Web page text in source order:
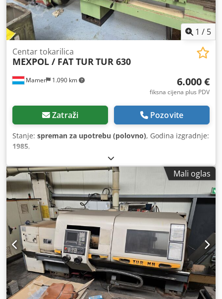
1 / 5
Mamer 1.090 km
Centar tokarilica
MEXPOL / FAT TUR TUR 630
6.000 €
fiksna cijena plus PDV
Zatraži Pozovite
Stanje: spreman za upotrebu (polovno), Godina izgradnje:
1985,
Mali oglas